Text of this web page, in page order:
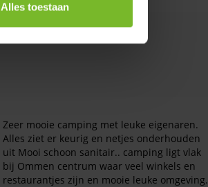
Alles toestaan
Zeer mooie camping met leuke eigenaren.
Alles ziet er keurig en netjes onderhouden
uit Mooi schoon sanitair.. camping ligt vlak
bij Ommen centrum waar veel winkels en
restaurantjes zijn en mooie leuke omgeving.